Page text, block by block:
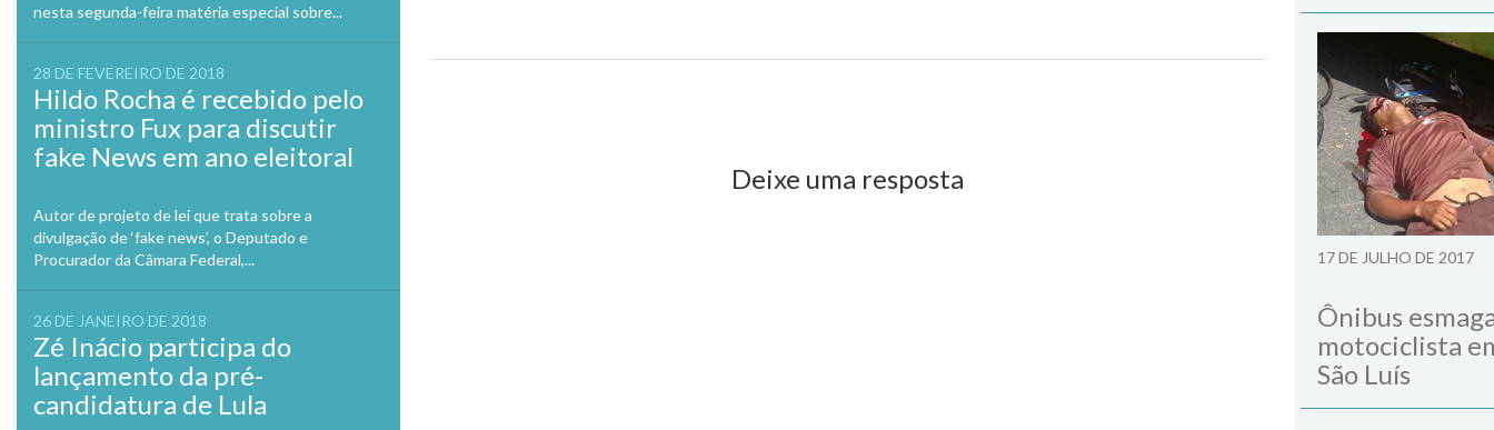
nesta segunda-feira matéria especial sobre...
28 DE FEVEREIRO DE 2018
Hildo Rocha é recebido pelo
ministro Fux para discutir
fake News em ano eleitoral
Autor de projeto de lei que trata sobre a
divulgação de ‘fake news’, o Deputado e
Procurador da Câmara Federal,...
26 DE JANEIRO DE 2018
Zé Inácio participa do
lançamento da pré-
candidatura de Lula
Deixe uma resposta
17 DE JULHO DE 2017
Ônibus
motociclista
São Luís